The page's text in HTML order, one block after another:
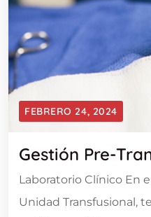
FEBRERO 24, 2024
Gestión Pre-
Laboratorio Clínico En
Unidad Transfusional,